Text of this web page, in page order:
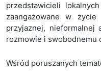
przedstawicieli
zaangażowane w
przyjaznej, nieformalnej
rozmowie i swobodnemu
Wśród poruszanych